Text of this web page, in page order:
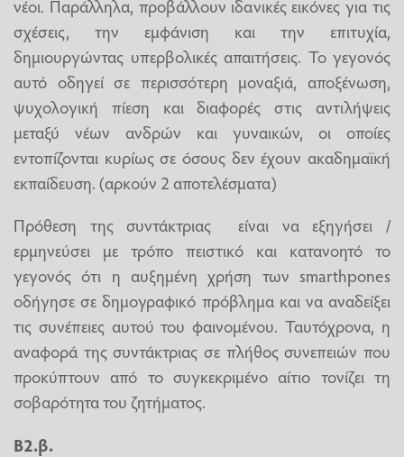
νέοι. Παράλληλα, προβάλλουν ιδανικές εικόνες για τις
σχέσεις, την εμφάνιση και την επιτυχία,
δημιουργώντας υπερβολικές απαιτήσεις. Το γεγονός
αυτό οδηγεί σε περισσότερη μοναξιά, αποξένωση,
ψυχολογική πίεση και διαφορές στις αντιλήψεις
μεταξύ νέων ανδρών και γυναικών, οι οποίες
εντοπίζονται κυρίως σε όσους δεν έχουν ακαδημαϊκή
εκπαίδευση. (αρκούν 2 αποτελέσματα)
Πρόθεση της συντάκτριας είναι να εξηγήσει /
ερμηνεύσει με τρόπο πειστικό και κατανοητό το
γεγονός ότι η αυξημένη χρήση των smarthpones
οδήγησε σε δημογραφικό πρόβλημα και να αναδείξει
τις συνέπειες αυτού του φαινομένου. Ταυτόχρονα, η
αναφορά της συντάκτριας σε πλήθος συνεπειών που
προκύπτουν από το συγκεκριμένο αίτιο τονίζει τη
σοβαρότητα του ζητήματος.
Β2.β.